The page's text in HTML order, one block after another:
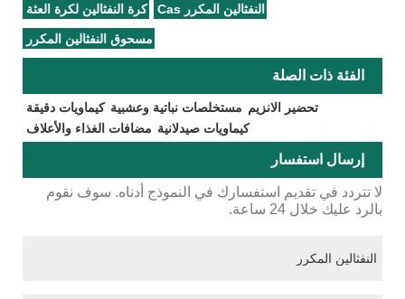
كرة النفثالين لكرة العثة النفثالين المكرر Cas
مسحوق النفثالين المكرر
الفئة ذات الصلة
كيماويات دقيقة مستخلصات نباتية وعشبية تحضير الانزيم
مضافات الغذاء والأعلاف كيماويات صيدلانية
إرسال استفسار
لا تتردد في تقديم استفسارك في النموذج أدناه. سوف نقوم
بالرد عليك خلال 24 ساعة.